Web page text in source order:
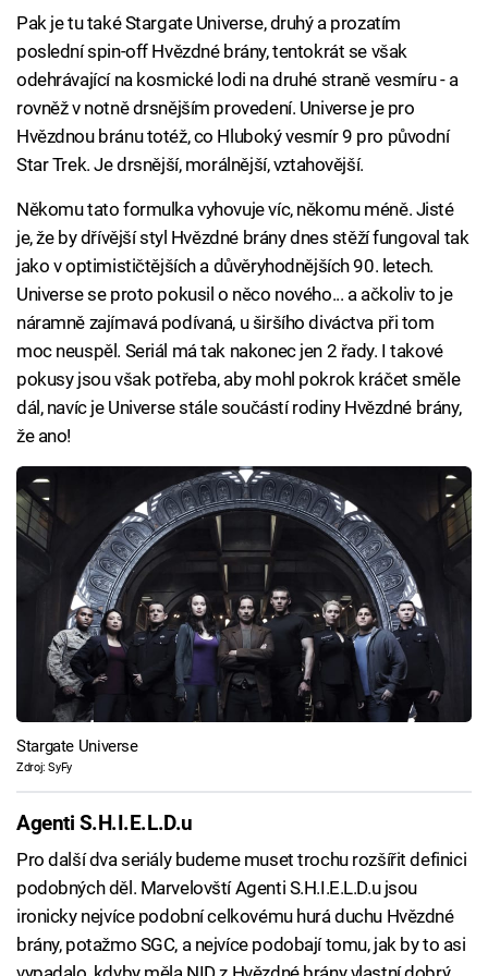
Pak je tu také Stargate Universe, druhý a prozatím
poslední spin-off Hvězdné brány, tentokrát se však
odehrávající na kosmické lodi na druhé straně vesmíru - a
rovněž v notně drsnějším provedení. Universe je pro
Hvězdnou bránu totéž, co Hluboký vesmír 9 pro původní
Star Trek. Je drsnější, morálnější, vztahovější.
Někomu tato formulka vyhovuje víc, někomu méně. Jisté
je, že by dřívější styl Hvězdné brány dnes stěží fungoval tak
jako v optimističtějších a důvěryhodnějších 90. letech.
Universe se proto pokusil o něco nového... a ačkoliv to je
náramně zajímavá podívaná, u širšího diváctva při tom
moc neuspěl. Seriál má tak nakonec jen 2 řady. I takové
pokusy jsou však potřeba, aby mohl pokrok kráčet směle
dál, navíc je Universe stále součástí rodiny Hvězdné brány,
že ano!
Stargate Universe
Zdroj: SyFy
Agenti S.H.I.E.L.D.u
Pro další dva seriály budeme muset trochu rozšířit definici
podobných děl. Marvelovští Agenti S.H.I.E.L.D.u jsou
ironicky nejvíce podobní celkovému hurá duchu Hvězdné
brány, potažmo SGC, a nejvíce podobají tomu, jak by to asi